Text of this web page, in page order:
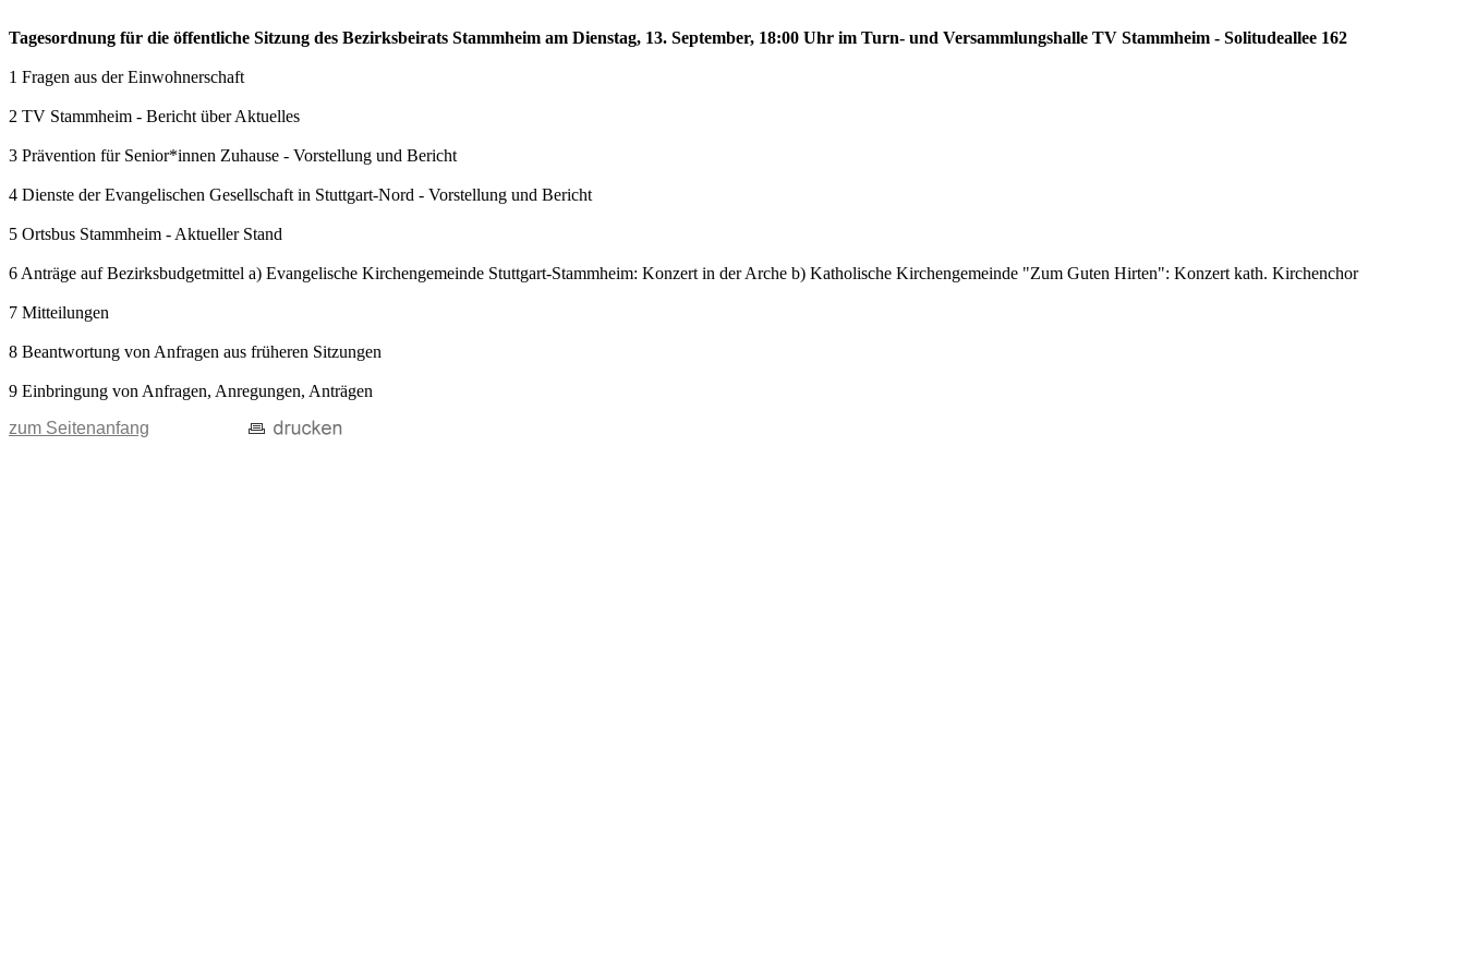
Tagesordnung für die öffentliche Sitzung des Bezirksbeirats Stammheim am Dienstag, 13. September, 18:00 Uhr im Turn- und Versammlungshalle TV Stammheim - Solitudeallee 162
1 Fragen aus der Einwohnerschaft
2 TV Stammheim - Bericht über Aktuelles
3 Prävention für Senior*innen Zuhause - Vorstellung und Bericht
4 Dienste der Evangelischen Gesellschaft in Stuttgart-Nord - Vorstellung und Bericht
5 Ortsbus Stammheim - Aktueller Stand
6 Anträge auf Bezirksbudgetmittel a) Evangelische Kirchengemeinde Stuttgart-Stammheim: Konzert in der Arche b) Katholische Kirchengemeinde "Zum Guten Hirten": Konzert kath. Kirchenchor
7 Mitteilungen
8 Beantwortung von Anfragen aus früheren Sitzungen
9 Einbringung von Anfragen, Anregungen, Anträgen
zum Seitenanfang